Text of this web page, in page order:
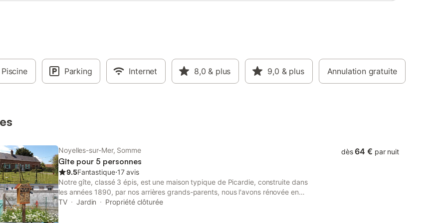
Piscine Parking Internet 8,0 & plus 9,0 & plus Annulation gratuite
Noyelles-sur-Mer, Somme
Gîte pour 5 personnes
9.5Fantastique⋅17 avis
Notre gîte, classé 3 épis, est une maison typique de Picardie, construite dans
les années 1890, par nos arrières grands-parents, nous l'avons rénovée en
gardant son authenticité. Ce gîte indépendant, est situé à Nolette, hameau de
TV Jardin Propriété clôturée
dès 64 € par nuit